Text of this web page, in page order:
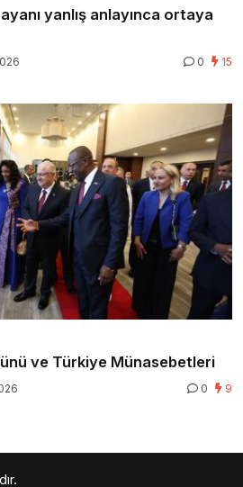
yanlış anlayınca ortaya
0 15
ve Türkiye Münasebetleri
0 9